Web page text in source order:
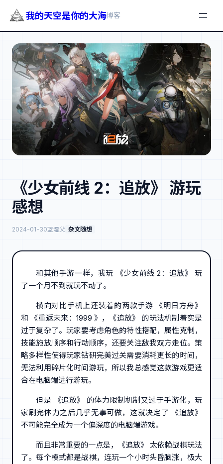
我的天空是你的大海博客
《少女前线 2：追放》 游玩
感想
2024-01-30蓝湿父 杂文随想
和其他手游一样，我玩 《少女前线 2：追放》 玩
了一个月不到就玩不动了。
横向对比手机上还装着的两款手游 《明日方舟》
和 《重返未来：1999 》，《追放》 的玩法机制着实是
过于复杂了。玩家要考虑角色的特性搭配，属性克制，
技能施放顺序和行动顺序，还要关注敌我双方走位。策
略多样性使得玩家钻研完美过关需要消耗更长的时间，
无法利用碎片化时间游玩，所以我总感觉这款游戏更适
合在电脑端进行游玩。
但是 《追放》 的体力限制机制又过于手游化，玩
家刷完体力之后几乎无事可做，这就决定了 《追放》
不可能完全成为一个偏深度的电脑端游戏。
而且非常重要的一点是，《追放》 太依赖战棋玩法
了。每个模式都是战棋，连玩一个小时头昏脑涨，极大